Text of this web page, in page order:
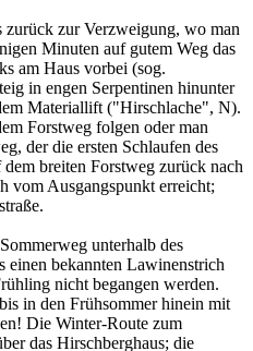
zurück zur Verzweigung, wo man
Minuten auf gutem Weg das
am Haus vorbei (sog.
in engen Serpentinen hinunter
Materiallift ("Hirschlache", N).
Forstweg folgen oder man
der die ersten Schlaufen des
breiten Forstweg zurück nach
vom Ausgangspunkt erreicht;
unterhalb des
einen bekannten Lawinenstrich
nicht begangen werden.
in den Frühsommer hinein mit
Die Winter-Route zum
das Hirschberghaus; die